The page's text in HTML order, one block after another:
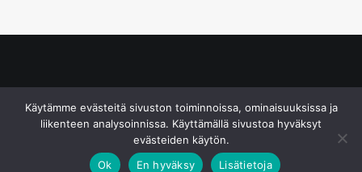
Käytämme evästeitä sivuston toiminnoissa, ominaisuuksissa ja
liikenteen analysoinnissa. Käyttämällä sivustoa hyväksyt
evästeiden käytön.
Ok
En hyväksy Lisätietoja